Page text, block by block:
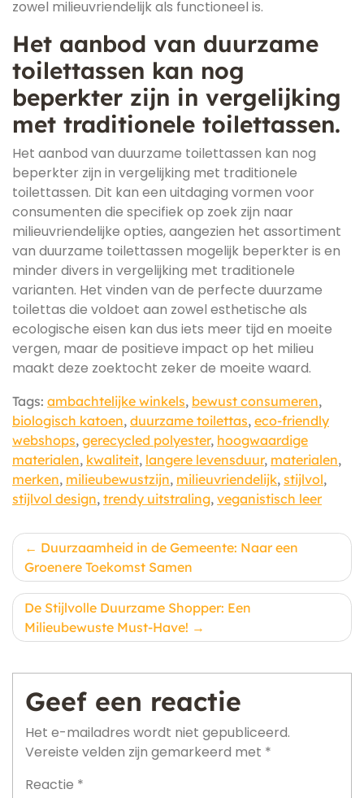
zowel milieuvriendelijk als functioneel is.
Het aanbod van duurzame
toilettassen kan nog
beperkter zijn in vergelijking
met traditionele toilettassen.
Het aanbod van duurzame toilettassen kan nog
beperkter zijn in vergelijking met traditionele
toilettassen. Dit kan een uitdaging vormen voor
consumenten die specifiek op zoek zijn naar
milieuvriendelijke opties, aangezien het assortiment
van duurzame toilettassen mogelijk beperkter is en
minder divers in vergelijking met traditionele
varianten. Het vinden van de perfecte duurzame
toilettas die voldoet aan zowel esthetische als
ecologische eisen kan dus iets meer tijd en moeite
vergen, maar de positieve impact op het milieu
maakt deze zoektocht zeker de moeite waard.
Tags: ambachtelijke winkels, bewust consumeren,
biologisch katoen, duurzame toilettas, eco-friendly
webshops, gerecycled polyester, hoogwaardige
materialen, kwaliteit, langere levensduur, materialen,
merken, milieubewustzijn, milieuvriendelijk, stijlvol,
stijlvol design, trendy uitstraling, veganistisch leer
Berichtnavigatie
Duurzaamheid in de Gemeente: Naar een
Groenere Toekomst Samen
De Stijlvolle Duurzame Shopper: Een
Milieubewuste Must-Have!
Geef een reactie
Het e-mailadres wordt niet gepubliceerd.
Vereiste velden zijn gemarkeerd met *
Reactie *